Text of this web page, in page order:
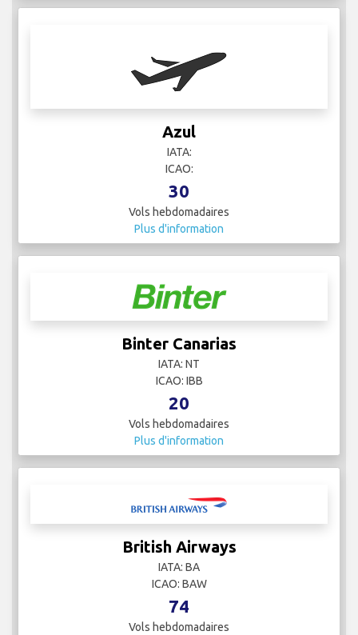
Azul
IATA:
ICAO:
30
Vols hebdomadaires
Plus d'information
Binter Canarias
IATA: NT
ICAO: IBB
20
Vols hebdomadaires
Plus d'information
British Airways
IATA: BA
ICAO: BAW
74
Vols hebdomadaires